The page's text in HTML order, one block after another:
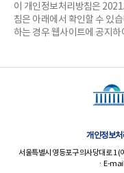
이 개인정보처리방침은
침은 아래에서 확인할 수 있
하는 경우 웹사이트에 공지
개인정보처
서울특별시 영등포구 의사당대로 1 (
E-